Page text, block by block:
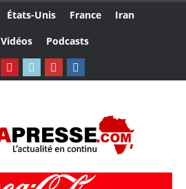
États-Unis France
Iran
Vidéos Podcasts